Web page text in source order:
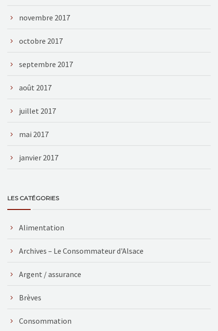
novembre 2017
octobre 2017
septembre 2017
août 2017
juillet 2017
mai 2017
janvier 2017
LES CATÉGORIES
Alimentation
Archives – Le Consommateur d'Alsace
Argent / assurance
Brèves
Consommation